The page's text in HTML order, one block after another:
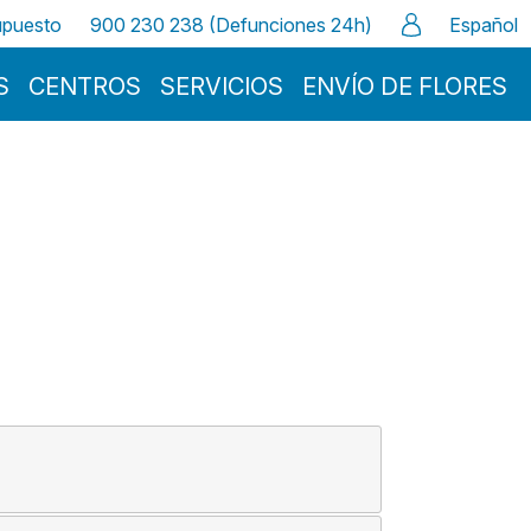
CENTROS SERVICIOS ENVÍO DE FLORES
900 230 238 (Defunciones 24h) Español